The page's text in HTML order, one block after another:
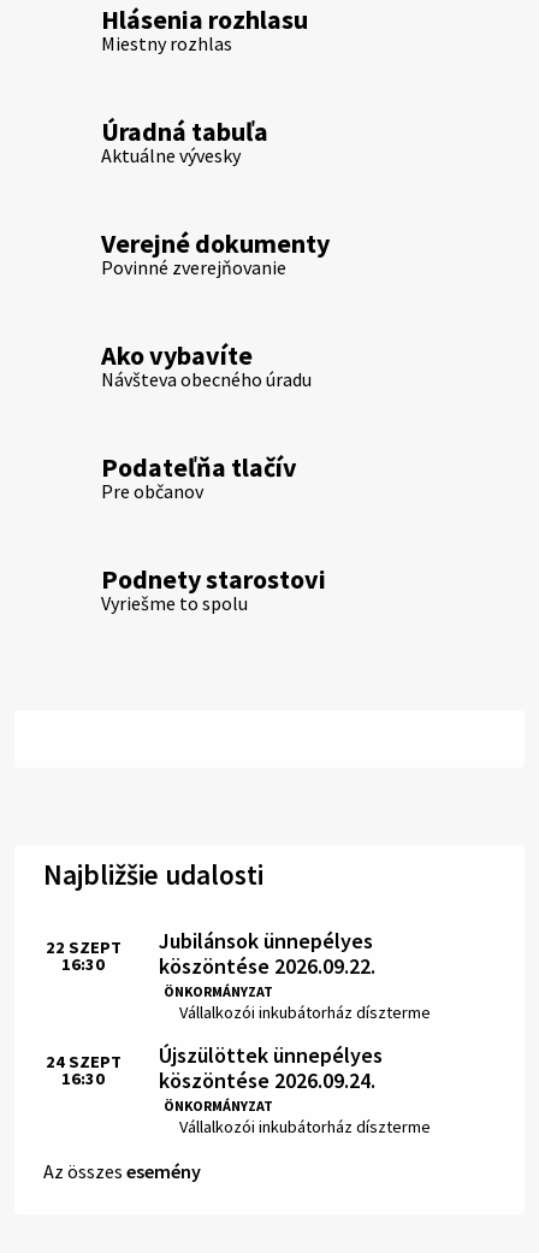
Hlásenia rozhlasu
Miestny rozhlas
Úradná tabuľa
Aktuálne vývesky
Verejné dokumenty
Povinné zverejňovanie
Ako vybavíte
Návšteva obecného úradu
Podateľňa tlačív
Pre občanov
Podnety starostovi
Vyriešme to spolu
Najbližšie udalosti
Jubilánsok ünnepélyes
köszöntése 2026.09.22.
ÖNKORMÁNYZAT
Hely:
Vállalkozói inkubátorház díszterme
Idő:
22 SZEPT
16:30
Újszülöttek ünnepélyes
köszöntése 2026.09.24.
ÖNKORMÁNYZAT
Hely:
Vállalkozói inkubátorház díszterme
Idő:
24SZEPT
16:30
Az összes esemény